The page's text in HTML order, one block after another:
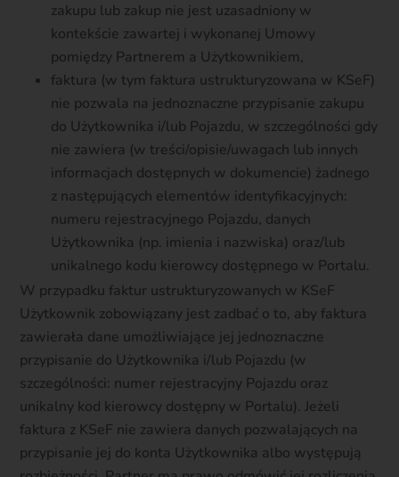
zakupu lub zakup nie jest uzasadniony w
kontekście zawartej i wykonanej Umowy
pomiędzy Partnerem a Użytkownikiem,
faktura (w tym faktura ustrukturyzowana w KSeF)
nie pozwala na jednoznaczne przypisanie zakupu
do Użytkownika i/lub Pojazdu, w szczególności gdy
nie zawiera (w treści/opisie/uwagach lub innych
informacjach dostępnych w dokumencie) żadnego
z następujących elementów identyfikacyjnych:
numeru rejestracyjnego Pojazdu, danych
Użytkownika (np. imienia i nazwiska) oraz/lub
unikalnego kodu kierowcy dostępnego w Portalu.
W przypadku faktur ustrukturyzowanych w KSeF
Użytkownik zobowiązany jest zadbać o to, aby faktura
zawierała dane umożliwiające jej jednoznaczne
przypisanie do Użytkownika i/lub Pojazdu (w
szczególności: numer rejestracyjny Pojazdu oraz
unikalny kod kierowcy dostępny w Portalu). Jeżeli
faktura z KSeF nie zawiera danych pozwalających na
przypisanie jej do konta Użytkownika albo występują